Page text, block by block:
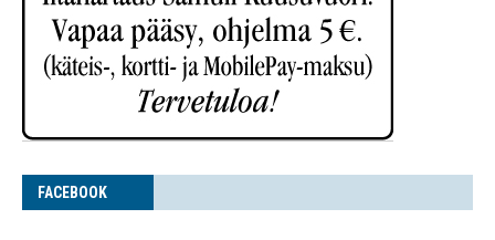
FACE­BOOK